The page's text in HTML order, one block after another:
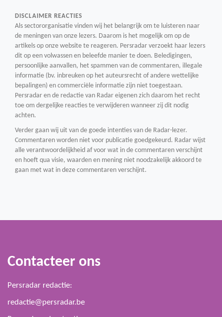
DISCLAIMER REACTIES
Als sectororganisatie vinden wij het belangrijk om te luisteren naar
de meningen van onze lezers. Daarom is het mogelijk om op de
artikels op onze website te reageren. Persradar verzoekt haar lezers
dit op een volwassen en beleefde manier te doen. Beledigingen,
persoonlijke aanvallen, het spammen van de commentaren, illegale
informatie (bv. inbreuken op het auteursrecht of andere wettelijke
bepalingen) en commerciële informatie zijn niet toegestaan.
Persradar en de redactie van Radar eigenen zich daarom het recht
toe om dergelijke reacties te verwijderen wanneer zij dit nodig
achten.
Verder gaan wij uit van de goede intenties van de Radar-lezer.
Commentaren worden niet voor publicatie goedgekeurd. Radar wijst
alle verantwoordelijkheid af voor wat in de commentaren verschijnt
en hoeft qua visie, waarden en mening niet noodzakelijk akkoord te
gaan met wat in deze commentaren verschijnt.
Contacteer ons
Persradar redactie:
redactie@persradar.be